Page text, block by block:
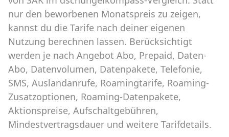
Abos für Tablets, Hotspots und Smart
Watches
Tarifrechner Handy-Abo
Der gute alte Tarifrechner im neuen Design
Infos
Alle Anbieter
Mobilfunknetz Schweiz
nur den beworbenen Monatspreis zu zeigen,
kannst du die Tarife nach deiner eigenen
Nutzung berechnen lassen. Berücksichtigt
werden je nach Angebot Abo, Prepaid, Daten-
Abo, Datenvolumen, Datenpakete, Telefonie,
SMS, Auslandanrufe, Roamingtarife, Roaming-
Zusatzoptionen, Roaming-Datenpakete,
Aktionspreise, Aufschaltgebühren,
Mindestvertragsdauer und weitere Tarifdetails.